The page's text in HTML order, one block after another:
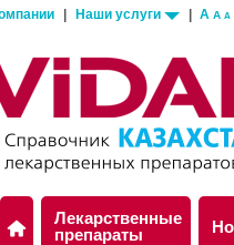
Наши услуги A A A
Лекарственные
препараты